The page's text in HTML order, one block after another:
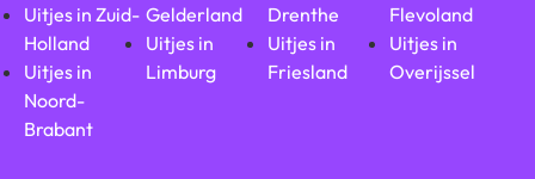
Uitjes in Zuid-
Holland
Uitjes in
Noord-
Brabant
Gelderland
Uitjes in
Limburg
Drenthe
Uitjes in
Friesland
Flevoland
Uitjes in
Overijssel